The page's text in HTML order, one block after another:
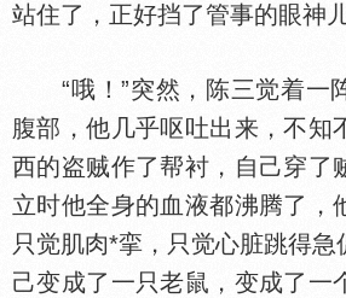
站住了，正好挡了管事的眼神
“哦！”突然，陈三觉着一
腹部，他几乎呕吐出来，不知
西的盗贼作了帮衬，自己穿了
立时他全身的血液都沸腾了，
只觉肌肉*挛，只觉心脏跳得急
己变成了一只老鼠，变成了一